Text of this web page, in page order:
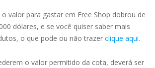
valor para gastar em Free Shop dobrou de
dólares, e se você quiser saber mais
o que pode ou não trazer clique aqui.
o valor permitido da cota, deverá ser